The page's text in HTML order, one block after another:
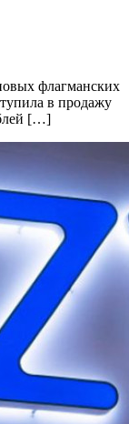
флагманских
в продажу
[…]